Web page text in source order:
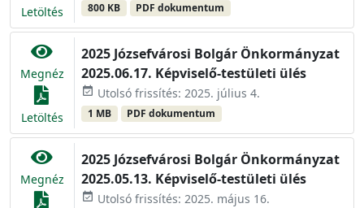
Letöltés 800 KB PDF dokumentum
Megnéz
Letöltés
2025 Józsefvárosi Bolgár Önkormányzat
2025.06.17. Képviselő-testületi ülés
event_available Utolsó frissítés: 2025. július 4.
1 MB PDF dokumentum
Megnéz
2025 Józsefvárosi Bolgár Önkormányzat
2025.05.13. Képviselő-testületi ülés
event_available Utolsó frissítés: 2025. május 16.